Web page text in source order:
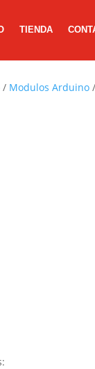
TIENDA
/ Modulos Arduino